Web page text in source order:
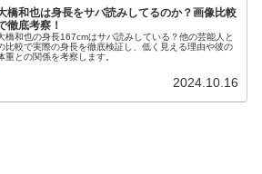
橋和也は身長をサバ読みしてるのか？画像比較
徹底考察！
橋和也の身長167cmはサバ読みしている？他の芸能人と
比較で実際の身長を徹底検証し、低く見える理由や彼の
重との関係を考察します。
2024.10.16